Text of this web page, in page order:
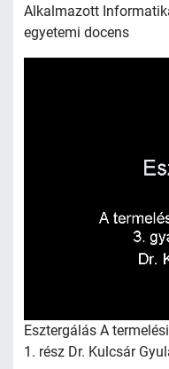
Alkalmazott
egyetemi docens
Esztergálás A
1. rész Dr. Kulcsár